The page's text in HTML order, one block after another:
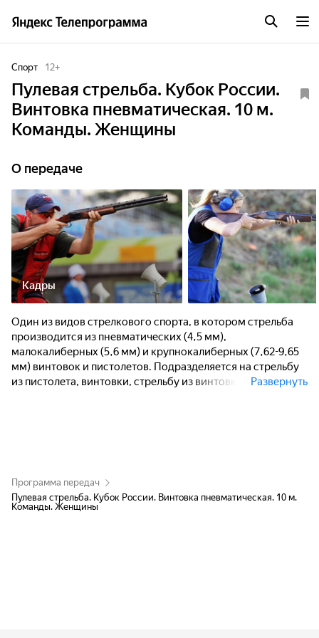
Спорт 12+
Пулевая стрельба. Кубок России.
Винтовка пневматическая. 10 м.
Команды. Женщины
О передаче
Кадры
Один из видов стрелкового спорта, в котором стрельба
производится из пневматических (4,5 мм),
малокалиберных (5,6 мм) и крупнокалиберных (7,62-9,65
мм) винтовок и пистолетов. Подразделяется на стрельбу
из пистолета, винтовки, стрельбу из винтовки поРазвернуть
Программа передач
Пулевая стрельба. Кубок России. Винтовка пневматическая. 10 м.
Команды. Женщины